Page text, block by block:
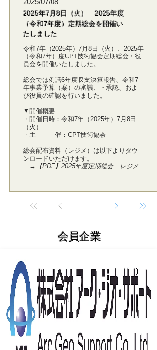
2025/07/08
2025年7月8日（火） 2025年度
（令和7年度）定期総会を開催い
たしました
令和7年（2025年）7月8日（火）、2025年
（令和7年）度CPT技術協会定期総会・役
員会を開催いたしました。
総会では例話6年度収支決算報告、令和7
年事業予算（案）の審議、・承認、およ
び役員の確認を行いました。
▼開催概要
・開催日時：令和7年（2025年）7月8日
（火）
・主 催：CPT技術協会
総会配布資料（レジメ）は以下よりダウ
ンロードいただけます。
→
【PDF】2025年度定期総会 レジメ
​会員企業